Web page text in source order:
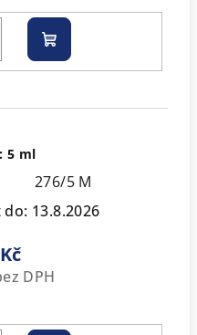
Do
košíku
5 ml
276/5 M
do: 13.8.2026
DPH